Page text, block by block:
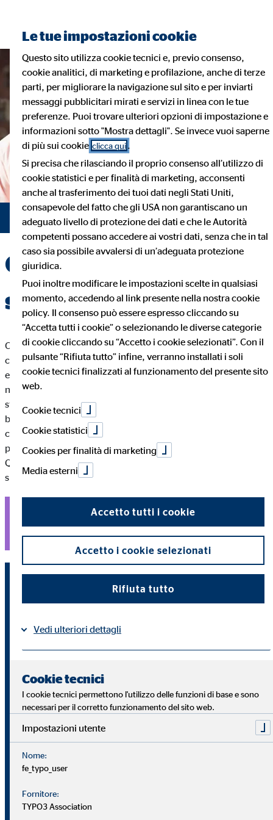
Opportunità di
sviluppo presso OVB
Con noi non vivrai mai un lavoro stagnante. Ad OVB ogni
consulente patrimoniale segue un piano di carriera qualificato
e articolato in più fasi, che consente uno sviluppo continuo. Il
nostro sistema di carriera garantisce a ogni consulente le
stesse opportunità di avanzamento, indipendentemente da
background, età o sesso. Ciò significa che non è un superiore,
con la sua valutazione individuale, a determinare il tuo
percorso di carriera, ma solo il tuo rendimento personale.
Quindi, se porti con te impegno e competenze professionali
sufficienti, riuscirai a fare strada presso OVB.
Il tuo piano di carriera OVB
Nel nostro piano di carriera, ogni consulente patrimoniale
successivo è sempre legato alla formazione teorica e
all'aggiornamento professionale, oltre che ai requisiti pratici.
Le tue impostazioni cookie
Questo sito utilizza cookie tecnici e, previo consenso,
cookie analitici, di marketing e profilazione, anche di terze
parti, per migliorare la navigazione sul sito e per inviarti
messaggi pubblicitari mirati e servizi in linea con le tue
preferenze. Puoi trovare ulteriori opzioni di impostazione e
informazioni sotto "Mostra dettagli". Se invece vuoi saperne
di più sui cookie clicca qui .
Si precisa che rilasciando il proprio consenso all’utilizzo di
cookie statistici e per finalità di marketing, acconsenti
anche al trasferimento dei tuoi dati negli Stati Uniti,
consapevole del fatto che gli USA non garantiscano un
adeguato livello di protezione dei dati e che le Autorità
competenti possano accedere ai vostri dati, senza che in tal
caso sia possibile avvalersi di un’adeguata protezione
giuridica.
Puoi inoltre modificare le impostazioni scelte in qualsiasi
momento, accedendo al link presente nella nostra cookie
policy. Il consenso può essere espresso cliccando su
“Accetta tutti i cookie” o selezionando le diverse categorie
di cookie cliccando su “Accetto i cookie selezionati”. Con il
pulsante “Rifiuta tutto” infine, verranno installati i soli
cookie tecnici finalizzati al funzionamento del presente sito
web.
Cookie tecnici
Cookie statistici
Cookies per finalità di marketing
Media esterni
Accetto tutti i cookie
Accetto i cookie selezionati
Rifiuta tutto
Vedi ulteriori dettagli
Cookie tecnici
I cookie tecnici permettono l'utilizzo delle funzioni di base e sono
necessari per il corretto funzionamento del sito web.
Impostazioni utente
Nome:
fe_typo_user
Fornitore:
TYPO3 Association